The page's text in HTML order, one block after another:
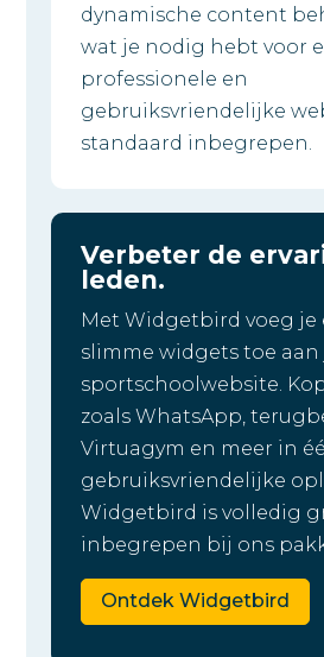
dynamische content
wat je nodig hebt voor
professionele en
gebruiksvriendelijke
standaard inbegrepen.
Verbeter de
leden.
Met Widgetbird voeg je
slimme widgets toe aan
sportschoolwebsite.
zoals WhatsApp,
Virtuagym en meer in
gebruiksvriendelijke
Widgetbird is volledig
inbegrepen bij ons
Ontdek Widgetbird